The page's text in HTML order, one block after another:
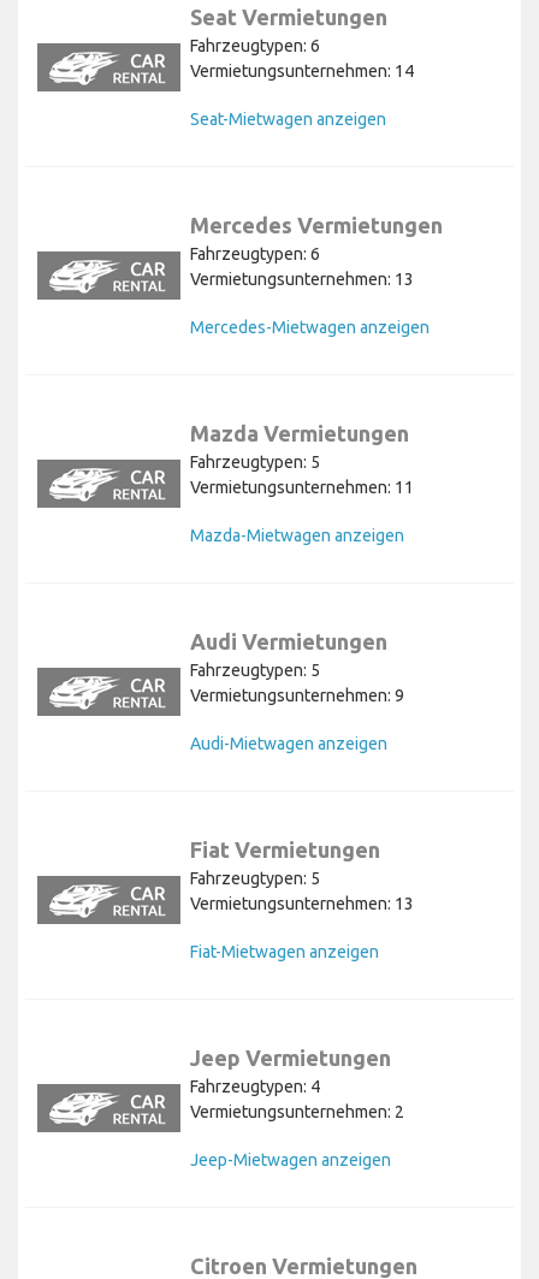
Seat Vermietungen
Fahrzeugtypen: 6
Vermietungsunternehmen: 14
Seat-Mietwagen anzeigen
Mercedes Vermietungen
Fahrzeugtypen: 6
Vermietungsunternehmen: 13
Mercedes-Mietwagen anzeigen
Mazda Vermietungen
Fahrzeugtypen: 5
Vermietungsunternehmen: 11
Mazda-Mietwagen anzeigen
Audi Vermietungen
Fahrzeugtypen: 5
Vermietungsunternehmen: 9
Audi-Mietwagen anzeigen
Fiat Vermietungen
Fahrzeugtypen: 5
Vermietungsunternehmen: 13
Fiat-Mietwagen anzeigen
Jeep Vermietungen
Fahrzeugtypen: 4
Vermietungsunternehmen: 2
Jeep-Mietwagen anzeigen
Citroen Vermietungen